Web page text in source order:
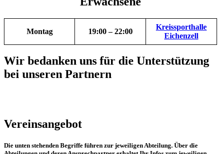
Montag 19:00 – 22:00
Kreissporthalle
Eichenzell
Wir bedanken uns für die Unterstützung
bei unseren Partnern
Vereinsangebot
Die unten stehenden Begriffe führen zur jeweiligen Abteilung. Über die